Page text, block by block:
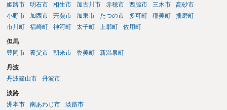
姫路市
明石市 相生市 加古川市 赤穂市 西脇市 三木市
高砂市
小野市
加西市 宍粟市 加東市 たつの市 多可町 稲美町
播磨町
市川町
福崎町 神河町 太子町 上郡町 佐用町
但馬
豊岡市
養父市 朝来市 香美町 新温泉町
丹波
丹波篠山市
丹波市
淡路
洲本市
南あわじ市 淡路市